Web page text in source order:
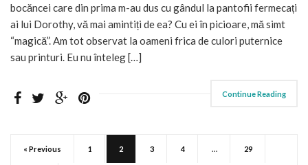
bocăncei care din prima m-au dus cu gândul la pantofii fermecați
ai lui Dorothy, vă mai amintiți de ea? Cu ei în picioare, mă simt
“magică”. Am tot observat la oameni frica de culori puternice
sau printuri. Eu nu înteleg […]
Continue Reading
« Previous 1 2 3 4 … 29